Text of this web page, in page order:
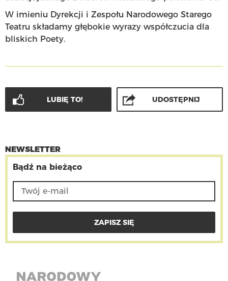
W imieniu Dyrekcji i Zespołu Narodowego Starego
Teatru składamy głębokie wyrazy współczucia dla
bliskich Poety.
LUBIĘ TO! UDOSTĘPNIJ
NEWSLETTER
Bądź na bieżąco